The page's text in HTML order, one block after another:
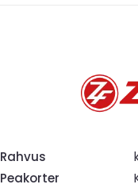
Rahvus
Peakorter